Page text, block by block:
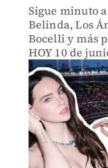
Sigue minuto
Belinda, Los
Bocelli y más
HOY 10 de